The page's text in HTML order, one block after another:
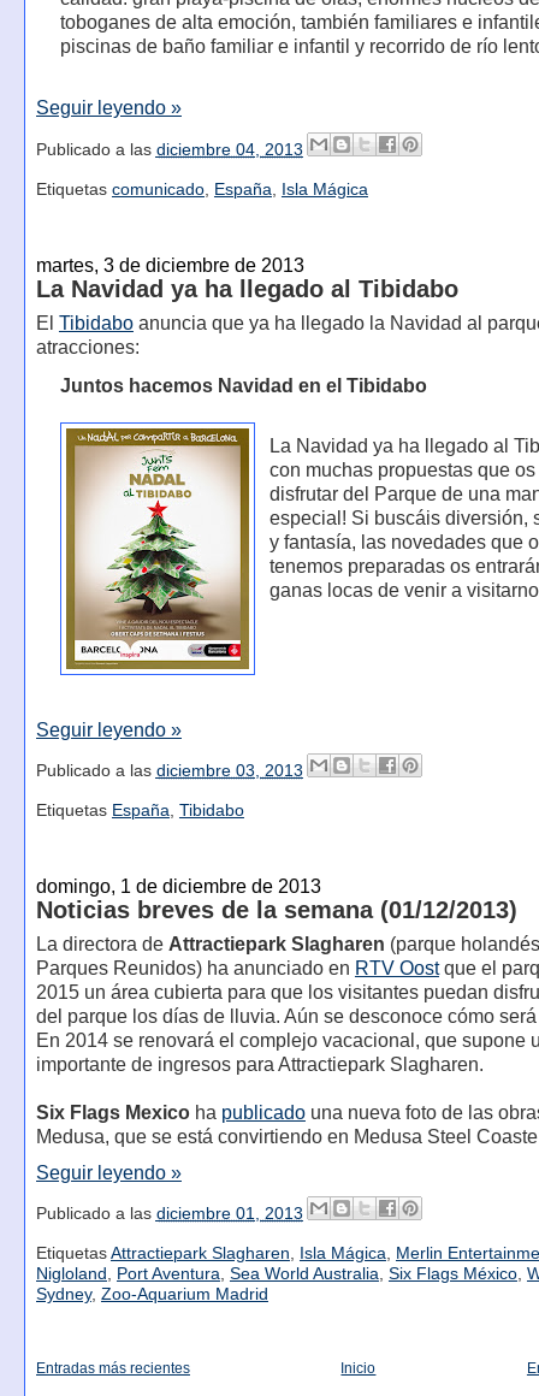
toboganes de alta emoción, también familiares e
piscinas de baño familiar e infantil y recorrido de río
Seguir leyendo »
Publicado a las diciembre 04, 2013
Etiquetas comunicado, España, Isla Mágica
martes, 3 de diciembre de 2013
La Navidad ya ha llegado al Tibidabo
El Tibidaboanuncia que ya ha llegado la Navidad al
atracciones:
Juntos hacemos Navidad en el Tibidabo
La Navidad ya ha llegado al
con muchas propuestas que
disfrutar del Parque de una
especial! Si buscáis diversión,
y fantasía, las novedades que
tenemos preparadas os
ganas locas de venir a
Seguir leyendo »
Publicado a las diciembre 03, 2013
Etiquetas España, Tibidabo
domingo, 1 de diciembre de 2013
Noticias breves de la semana (01/12/2013)
La directora de Attractiepark Slagharen (parque
Parques Reunidos) ha anunciado en RTV Oostque el
2015 un área cubierta para que los visitantes puedan
del parque los días de lluvia. Aún se desconoce cómo
En 2014 se renovará el complejo vacacional, que supone
importante de ingresos para Attractiepark Slagharen.
Six Flags Mexicoha publicadouna nueva foto de las
Medusa, que se está convirtiendo en Medusa Steel
Seguir leyendo »
Publicado a las diciembre 01, 2013
Etiquetas Attractiepark Slagharen, Isla Mágica, Merlin
Nigloland , Port Aventura, Sea World Australia, Six Flags México,
Sydney, Zoo-Aquarium Madrid
Entradas más recientes Inicio